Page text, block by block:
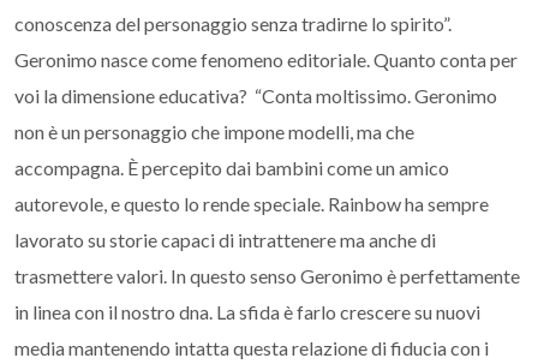
conoscenza del personaggio senza tradirne lo spirito”.
Geronimo nasce come fenomeno editoriale. Quanto conta per
voi la dimensione educativa? “Conta moltissimo. Geronimo
non è un personaggio che impone modelli, ma che
accompagna. È percepito dai bambini come un amico
autorevole, e questo lo rende speciale. Rainbow ha sempre
lavorato su storie capaci di intrattenere ma anche di
trasmettere valori. In questo senso Geronimo è perfettamente
in linea con il nostro dna. La sfida è farlo crescere su nuovi
media mantenendo intatta questa relazione di fiducia con i